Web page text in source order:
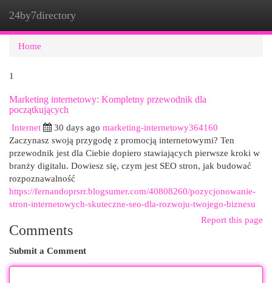
24by7directory
Home
1
Marketing internetowy: Kompletny przewodnik dla
początkujących
Internet
30 days ago marketing-internetowy364160
Zaczynasz swoją przygodę z promocją internetowymi? Ten
przewodnik jest dla Ciebie dopiero stawiających pierwsze kroki w
branży digitalu. Dowiesz się, czym jest SEO stron, jak budować
rozpoznawalność
https://fernandoprsrr.blogsumer.com/40808260/pozycjonowanie-
stron-internetowych-skuteczne-seo-dla-rozwoju-twojego-biznesu
Report this page
Comments
Submit a Comment